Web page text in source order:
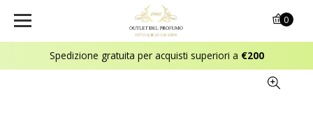
Spedizione gratuita per acquisti superiori a €200
0